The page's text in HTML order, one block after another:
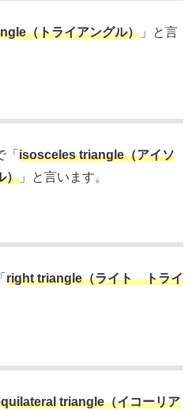
（トライアングル） 」と言
「 isosceles triangle（アイソ
） 」と言います。
right triangle（ライト トライ
triangle（イコーリア